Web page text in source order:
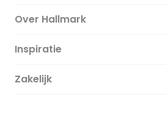
Over Hallmark
Over ons
Duurzaamheid
Inspiratie
Magazine
Zakelijk